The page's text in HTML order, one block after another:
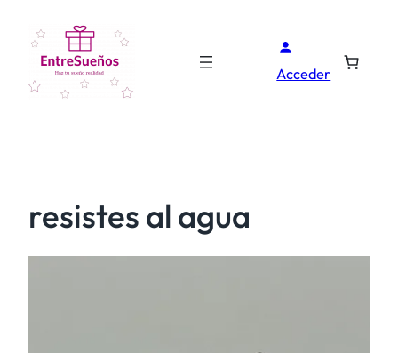
Acceder
resistes al agua